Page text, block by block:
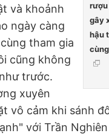
gây
hậu
và khoảnh
ngày càng
tham gia
cũng không
trước.
xuyên
vô cảm khi sánh
với Trần Nghiên